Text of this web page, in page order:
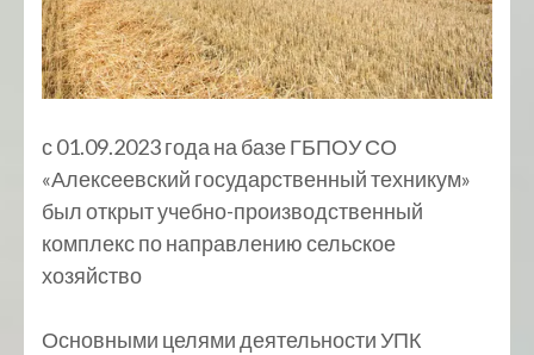
с 01.09.2023 года на базе ГБПОУ СО
«Алексеевский государственный техникум»
был открыт учебно-производственный
комплекс по направлению сельское
хозяйство
Основными целями деятельности УПК